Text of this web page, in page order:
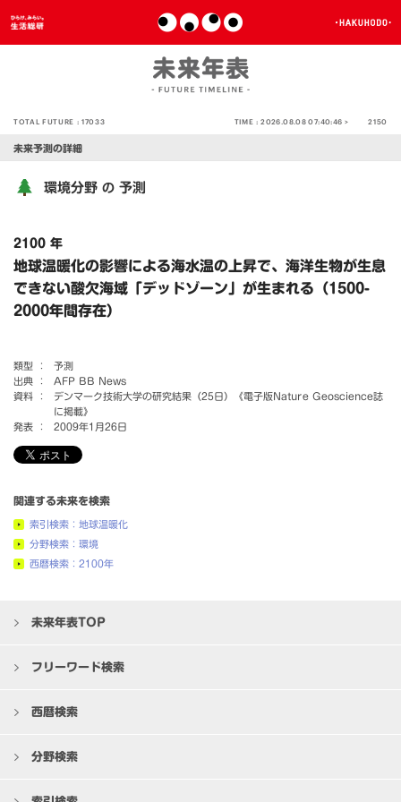
TOTAL FUTURE :17033 TIME :2026.08.08 07:40:46 > 2150
未来予測の詳細
環境分野 の 予測
2100 年
地球温暖化の影響による海水温の上昇で、海洋生物が生息
できない酸欠海域「デッドゾーン」が生まれる（1500-
2000年間存在）
類型 ：
予測
出典 ：
AFP BB News
資料 ：
デンマーク技術大学の研究結果（25日）《電子版Nature Geoscience誌
に掲載》
発表 ：
2009年1月26日
関連する未来を検索
索引検索：地球温暖化
分野検索：環境
西暦検索：2100年
未来年表TOP
フリーワード検索
西暦検索
分野検索